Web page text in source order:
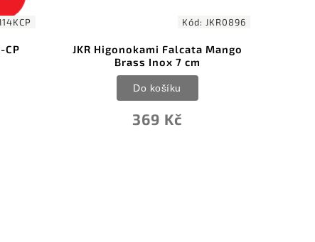
Higonokami Falcata Mango
Brass Inox 7 cm
Winchester FMJ